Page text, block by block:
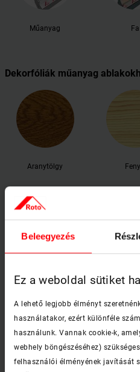
Beleegyezés
Ez a weboldal sütiket
A lehető legjobb élményt
használatakor, ezért különféle
használunk. Vannak cookie-k,
webhely böngészéséhez)
felhasználói élményének javítását
Műanyag Fa
Dekorfóliák műanyag
Aranytölgy
Működtetés és kezelés
Manuáliskivitel